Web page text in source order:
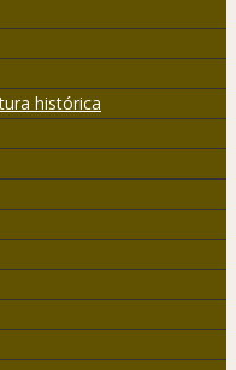
histórica